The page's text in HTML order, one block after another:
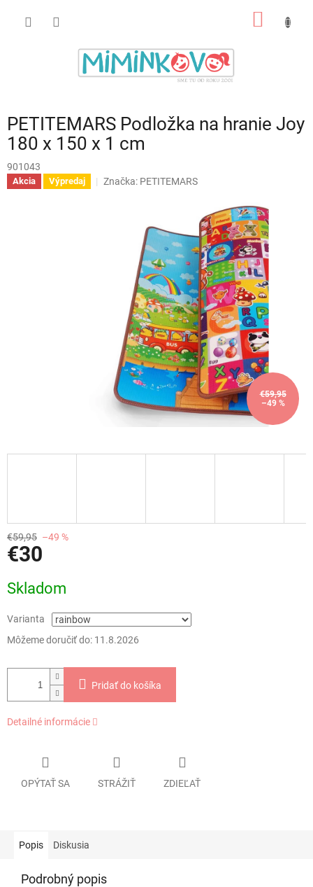
PETITEMARS Podložka na hranie Joy
180 x 150 x 1 cm
901043
Akcia Výpredaj Značka: PETITEMARS
€59,95
–49 %
€59,95 –49 %
€30
cena:
Skladom
Varianta
Môžeme doručiť do: 11.8.2026
Pridať do košíka
Detailné informácie
OPÝTAŤ SA STRÁŽIŤ ZDIEĽAŤ
Popis Diskusia
Podrobný popis